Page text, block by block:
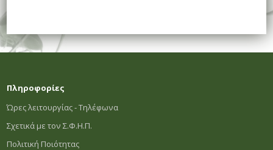
Πληροφορίες
Ώρες λειτουργίας - Τηλέφωνα
Σχετικά με τον Σ.Φ.Η.Π.
Πολιτική Ποιότητας